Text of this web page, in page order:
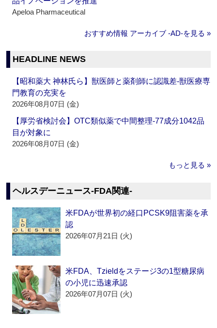
Apeloa Pharmaceutical
おすすめ情報 アーカイブ ‐AD‐を見る »
HEADLINE NEWS
【昭和薬大 神林氏ら】獣医師と薬剤師に認識差‐獣医療専
門教育の充実を
2026年08月07日 (金)
【厚労省検討会】OTC類似薬で中間整理‐77成分1042品
目が対象に
2026年08月07日 (金)
もっと見る »
ヘルスデーニュース‐FDA関連‐
米FDAが世界初の経口PCSK9阻害薬を承
認
2026年07月21日 (火)
米FDA、Tzieldをステージ3の1型糖尿病
の小児に迅速承認
2026年07月07日 (火)